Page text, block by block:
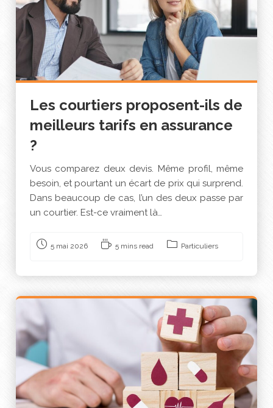
Les courtiers proposent-ils de
meilleurs tarifs en assurance
?
Vous comparez deux devis. Même profil, même
besoin, et pourtant un écart de prix qui surprend.
Dans beaucoup de cas, l’un des deux passe par
un courtier. Est-ce vraiment là…
5 mai 2026 5 mins read Particuliers